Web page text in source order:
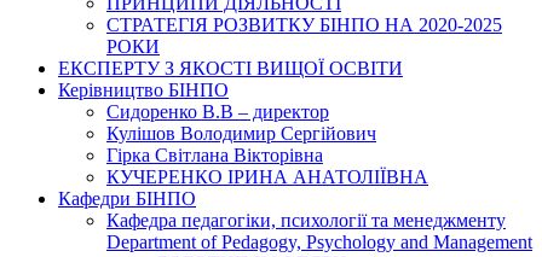
СТРАТЕГІЯ РОЗВИТКУ БІНПО НА 2020-2025
РОКИ
ЕКСПЕРТУ З ЯКОСТІ ВИЩОЇ ОСВІТИ
Керівництво БІНПО
Сидоренко В.В – директор
Кулішов Володимир Сергійович
Гірка Світлана Вікторівна
КУЧЕРЕНКО ІРИНА АНАТОЛІЇВНА
Кафедри БІНПО
Кафедра педагогіки, психології та менеджменту
Department of Pedagogy, Psychology and Management